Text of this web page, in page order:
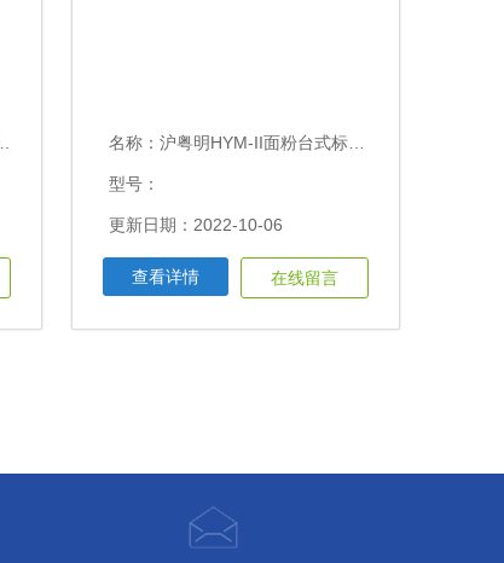
名称： 沪粤明HYM-II面粉台式标准光源水分磨
型号：
更新日期：2022-10-06
查看详情 在线留言